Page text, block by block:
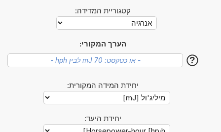
קטגוריית המדידה:
הערך המקורי:
?
יחידת המידה המקורית:
יחידת היעד: